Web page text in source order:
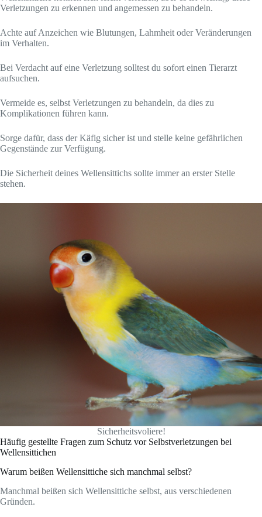
Verletzungen zu erkennen und angemessen zu behandeln.
Achte auf Anzeichen wie Blutungen, Lahmheit oder Veränderungen
im Verhalten.
Bei Verdacht auf eine Verletzung solltest du sofort einen Tierarzt
aufsuchen.
Vermeide es, selbst Verletzungen zu behandeln, da dies zu
Komplikationen führen kann.
Sorge dafür, dass der Käfig sicher ist und stelle keine gefährlichen
Gegenstände zur Verfügung.
Die Sicherheit deines Wellensittichs sollte immer an erster Stelle
stehen.
Sicherheitsvoliere!
Häufig gestellte Fragen zum Schutz vor Selbstverletzungen bei
Wellensittichen
Warum beißen Wellensittiche sich manchmal selbst?
Manchmal beißen sich Wellensittiche selbst, aus verschiedenen
Gründen.